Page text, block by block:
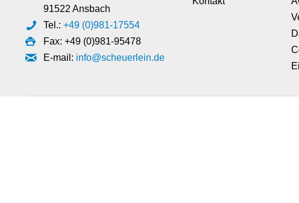
91522 Ansbach
Tel.: +49 (0)981-17554
Fax: +49 (0)981-95478
E-mail: info@scheuerlein.de